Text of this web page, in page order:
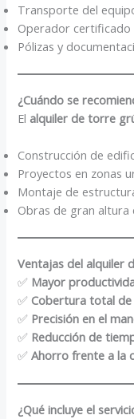
Transporte del
Operador certificado
Pólizas y
¿Cuándo se
El alquiler de torre
Construcción de
Proyectos en zonas
Montaje de
Obras de gran altura
Ventajas del alquiler
✅ Mayor
✅ Cobertura total de
✅ Precisión en el
✅ Reducción de
✅Ahorro frente a la
¿Qué incluye el